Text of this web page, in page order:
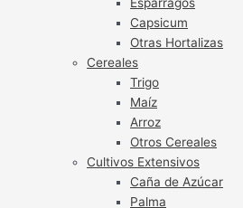
Capsicum
Otras Hortalizas
Cereales
Trigo
Maíz
Arroz
Otros Cereales
Cultivos Extensivos
Caña de Azúcar
Palma